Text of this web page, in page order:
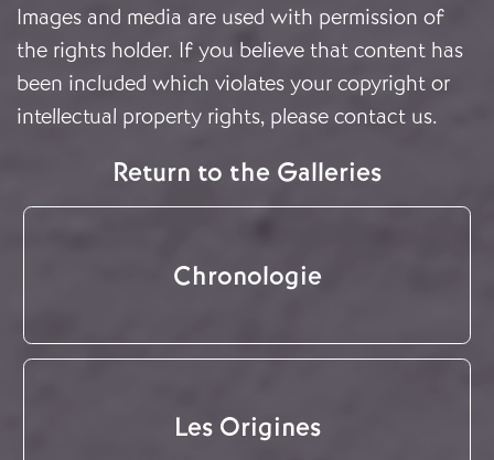
Images and media are used with permission of
the rights holder. If you believe that content has
been included which violates your copyright or
intellectual property rights, please contact us.
Return to the Galleries
Chronologie
Les Origines